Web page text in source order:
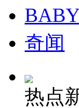
奇闻
热点